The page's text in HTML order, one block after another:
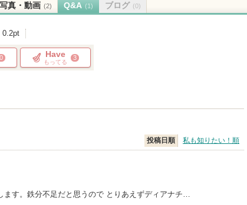
真・動画 (2) Q&A (1) ブログ (0)
0.2pt
0 Have
もってる
3
投稿日順 私も知りたい！順
ます。鉄分不足だと思うので とりあえずディアナチ…